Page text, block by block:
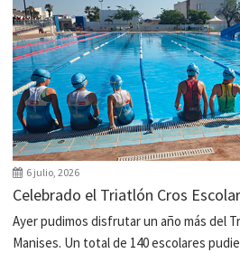
6 julio, 2026
Celebrado el Triatlón Cros
Ayer pudimos disfrutar un año más del
Manises. Un total de 140 escolares